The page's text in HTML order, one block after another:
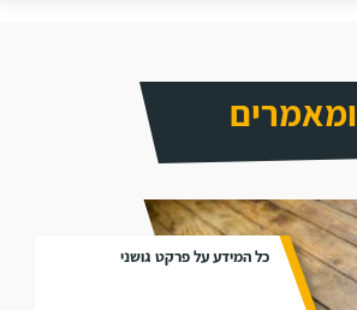
ומאמרים
כל המידע על פרקט גושני